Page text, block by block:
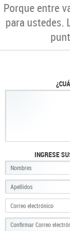
Porque entre
para ustedes.
INGRESE